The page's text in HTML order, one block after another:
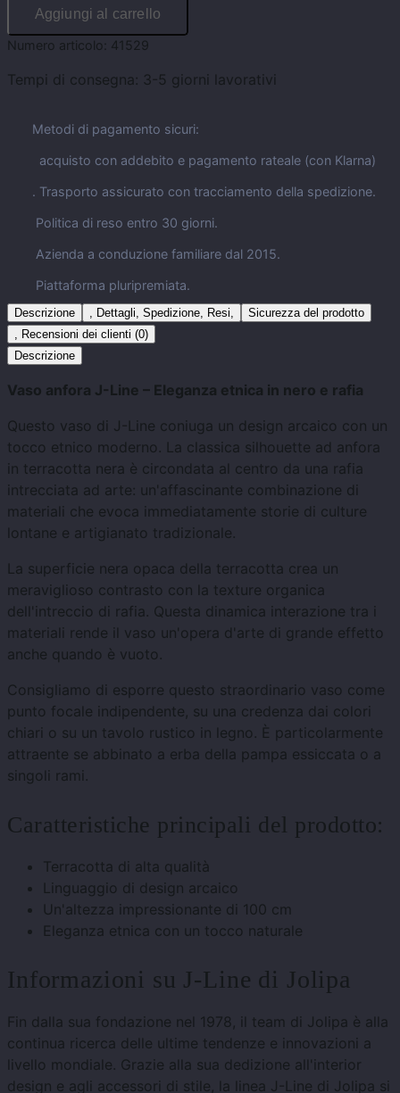
Aggiungi al carrello
Numero articolo: 41529
Tempi di consegna: 3-5 giorni lavorativi
Metodi di pagamento sicuri:
acquisto con addebito e pagamento rateale (con Klarna)
. Trasporto assicurato con tracciamento della spedizione.
Politica di reso entro 30 giorni.
Azienda a conduzione familiare dal 2015.
Piattaforma pluripremiata.
Descrizione , Dettagli, Spedizione, Resi,
Sicurezza del prodotto
, Recensioni dei clienti (0)
Descrizione
Vaso anfora J-Line – Eleganza etnica in nero e rafia
Questo vaso di J-Line coniuga un design arcaico con un
tocco etnico moderno. La classica silhouette ad anfora
in terracotta nera è circondata al centro da una rafia
intrecciata ad arte: un'affascinante combinazione di
materiali che evoca immediatamente storie di culture
lontane e artigianato tradizionale.
La superficie nera opaca della terracotta crea un
meraviglioso contrasto con la texture organica
dell'intreccio di rafia. Questa dinamica interazione tra i
materiali rende il vaso un'opera d'arte di grande effetto
anche quando è vuoto.
Consigliamo di esporre questo straordinario vaso come
punto focale indipendente, su una credenza dai colori
chiari o su un tavolo rustico in legno. È particolarmente
attraente se abbinato a erba della pampa essiccata o a
singoli rami.
Caratteristiche principali del prodotto:
Terracotta di alta qualità
Linguaggio di design arcaico
Un'altezza impressionante di 100 cm
Eleganza etnica con un tocco naturale
Informazioni su J-Line di Jolipa
Fin dalla sua fondazione nel 1978, il team di Jolipa è alla
continua ricerca delle ultime tendenze e innovazioni a
livello mondiale. Grazie alla sua dedizione all'interior
design e agli accessori di stile, la linea J-Line di Jolipa si